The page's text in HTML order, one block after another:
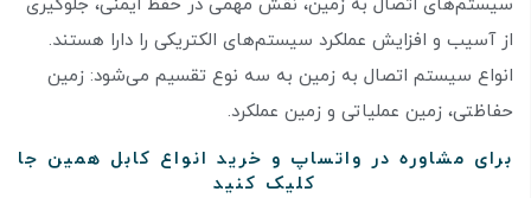
از آسیب و افزایش عملکرد سیستم‌های الکتریکی را دارا هستند.
انواع سیستم اتصال به زمین به سه نوع تقسیم می‌شود: زمین
حفاظتی، زمین عملیاتی و زمین عملکرد.
برای مشاوره در واتساپ و خرید انواع کابل همین جا
کلیک کنید